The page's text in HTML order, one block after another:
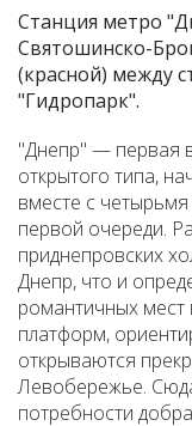
Станция метро
Святошинско-
(красной) между
"Гидропарк".
"Днепр" — первая
открытого типа,
вместе с
первой очереди.
приднепровских
Днепр, что и
романтичных
платформ,
открываются
Левобережье.
потребности